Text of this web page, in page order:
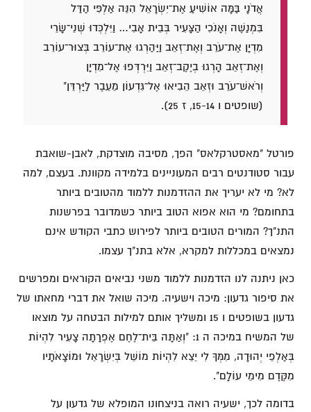
אֲדֹנָי בַּמָּה אוֹשִׁיעַ אֶת־יִשְׂרָאֵל הִנֵּה אַלְפִּי הַדַּל
בִּמְנַשֶּׁה וְאָנֹכִי הַצָּעִיר בְּבֵית אָבִי… וַיִּלְכְּדוּ שְׁנֵי־שָׂרֵי
מִדְיָן אֶת־עֹרֵב וְאֶת־זְאֵב וַיַּהַרְגוּ אֶת־עוֹרֵב בְּצוּר־עוֹרֵב
וְאֶת־זְאֵב הָרְגוּ בְיֶקֶב־זְאֵב וַיִּרְדְּפוּ אֶל־מִדְיָן
וְרֹאשׁ־עֹרֵב וּזְאֵב הֵבִיאוּ אֶל־גִּדְעוֹן מֵעֵבֶר לַיַּרְדֵּן"
(שופטים ו 15-14, ז 25).
פורטל "מאסטרקלאס" הפך, מסיבה מוצדקת, לאבן-שואבת
עבור סטודנטים רבים המעוניינים בלמידה מקוונת. בעצם, למה
לא? מי לא יעריך את ההזדמנות ללמוד מהטובים ביותר
בתחומם? מי הוא אפוא הטוב ביותר כשמדובר בפרשנות
התנ"ך? המורים הטובים ביותר לפירוש כתבי הקודש אינם
נמצאים במכללות למקרא, אלא בתנ"ך עצמו.
כאן ניתנה לנו הזדמנות ללמוד משני נביאים הקוראים ומפרשים
את סיפור גדעון: מיכה וישעיה. מיכה שואל את דברי מחאתו של
גדעון בשופטים ו 15 ומשליך אותם למילות הבטחה על מוצאו
של המשיח במיכה ה 1: "וְאַתָּה בֵּית־לֶחֶם אֶפְרָתָה צָעִיר לִהְיוֹת
בְּאַלְפֵי יְהוּדָה, מִמְּךָ לִי יֵצֵא לִהְיוֹת מוֹשֵׁל בְּיִשְׂרָאֵל וּמוֹצָאֹתָיו
מִקֶּדֶם מִימֵי עוֹלָם".
בדומה לכך, ישעיה רואה בניצחונו המופלא של גדעון על